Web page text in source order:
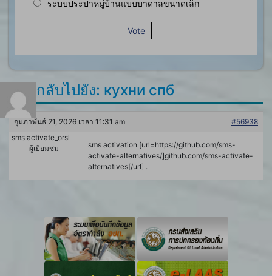
ระบบประปาหมู่บ้านแบบบาดาลขนาดเล็ก
Vote
ตอบกลับไปยัง: кухни спб
กุมภาพันธ์ 21, 2026 เวลา 11:31 am
#56938
sms activate_orsl
ผู้เยี่ยมชม
sms activation [url=https://github.com/sms-
activate-alternatives/]github.com/sms-activate-
alternatives[/url] .